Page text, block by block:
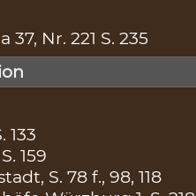
Nr. 221 S. 235
133
159
S. 78 f., 98, 118